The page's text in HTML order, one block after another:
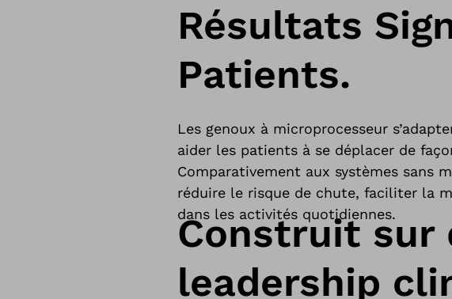
Résultats
Patients.
Les genoux à microprocesseur
aider les patients à se déplacer de
Comparativement aux systèmes sans
réduire le risque de chute, faciliter la
dans les activités quotidiennes.
Construit sur
leadership